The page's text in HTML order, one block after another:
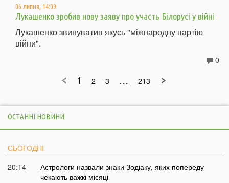
06 липня, 14:09
Лукашенко зробив нову заяву про участь Білорусі у війні
Лукашенко звинуватив якусь "міжнародну партію
війни".
0
1 2 3 … 213
ОСТАННІ НОВИНИ
СЬОГОДНІ
20:14
Астрологи назвали знаки Зодіаку, яких попереду
чекають важкі місяці